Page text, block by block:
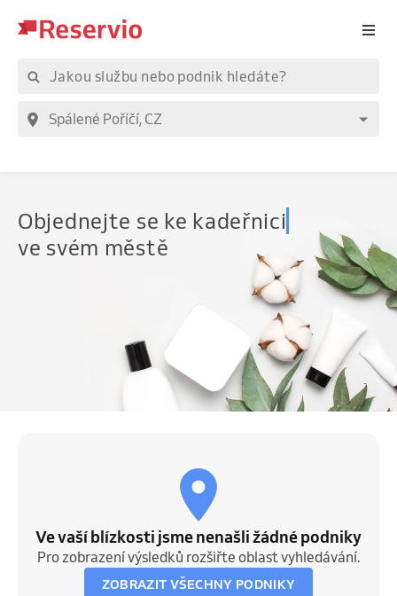
Objednejte se ke kadeřnici
ve svém městě
Ve vaší blízkosti jsme nenašli žádné podniky
Pro zobrazení výsledků rozšiřte oblast vyhledávání.
ZOBRAZIT VŠECHNY PODNIKY